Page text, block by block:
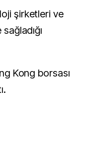
şirketleri ve
Kong borsası